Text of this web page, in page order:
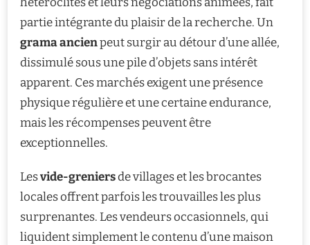
partie intégrante du plaisir de la recherche. Un
grama ancienpeut surgir au détour d’une allée,
dissimulé sous une pile d’objets sans intérêt
apparent. Ces marchés exigent une présence
physique régulière et une certaine endurance,
mais les récompenses peuvent être
exceptionnelles.
Lesvide-greniersde villages et les brocantes
locales offrent parfois les trouvailles les plus
surprenantes. Les vendeurs occasionnels, qui
liquident simplement le contenu d’une maison